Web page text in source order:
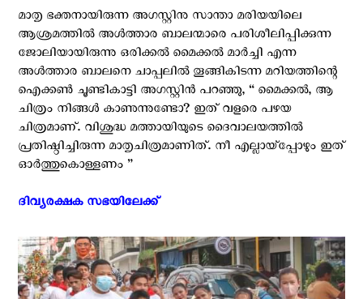
മാതൃ ഭക്തനായിരുന്ന അഗസ്റ്റിനു സാന്താ മരിയയിലെ
ആശ്രമത്തിൽ അൾത്താര ബാലന്മാരെ പരിശീലിപ്പിക്കുന്ന
ജോലിയായിരുന്നു ഒരിക്കൽ മൈക്കൽ മാർച്ചി എന്ന
അൾത്താര ബാലനെ ചാപ്പലിൽ തൂങ്ങികിടന്ന മറിയത്തിന്റെ
ഐക്കൺ ചൂണ്ടികാട്ടി അഗസ്റ്റിൻ പറഞ്ഞു, “ മൈക്കൽ, ആ
ചിത്രം നിങ്ങൾ കാണുന്നുണ്ടോ? ഇത് വളരെ പഴയ
ചിത്രമാണ്. വിശുദ്ധ മത്തായിയുടെ ദൈവാലയത്തിൽ
പ്രതിഷ്ഠിച്ചിരുന്ന മാതൃചിത്രമാണിത്. നീ എല്ലായ്പ്പോഴും ഇത്
ഓർത്തുകൊള്ളണം ”
ദിവ്യരക്ഷക സഭയിലേക്ക് ‍